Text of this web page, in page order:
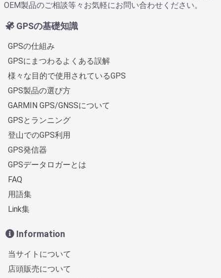
OEM製品のご相談等々お気軽にお問い合わせください。
GPSの基礎知識
GPSの仕組み
GPSにまつわるよくある誤解
様々な目的で使用されているGPS
GPS製品の選び方
GARMIN GPS/GNSSについて
GPSとランニング
登山でのGPS利用
GPS発信器
GPSデータロガーとは
FAQ
用語集
Link集
Information
当サイトについて
店頭販売について